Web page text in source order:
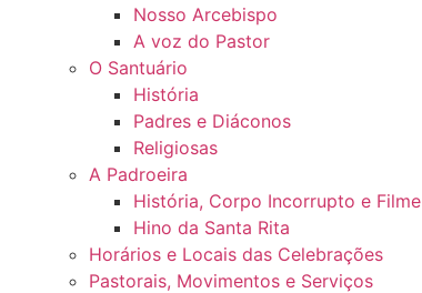
Nosso Arcebispo
A voz do Pastor
O Santuário
História
Padres e Diáconos
Religiosas
A Padroeira
História, Corpo Incorrupto e Filme
Hino da Santa Rita
Horários e Locais das Celebrações
Pastorais, Movimentos e Serviços